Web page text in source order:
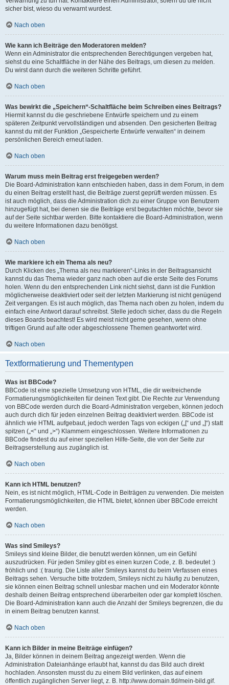
sicher bist, wieso du verwarnt wurdest.
Nach oben
Wie kann ich Beiträge den Moderatoren melden?
Wenn ein Administrator die entsprechenden Berechtigungen vergeben hat,
siehst du eine Schaltfläche in der Nähe des Beitrags, um diesen zu melden.
Du wirst dann durch die weiteren Schritte geführt.
Nach oben
Was bewirkt die „Speichern“-Schaltfläche beim Schreiben eines Beitrags?
Hiermit kannst du die geschriebene Entwürfe speichern und zu einem
späteren Zeitpunkt vervollständigen und absenden. Den gesicherten Beitrag
kannst du mit der Funktion „Gespeicherte Entwürfe verwalten“ in deinem
persönlichen Bereich erneut laden.
Nach oben
Warum muss mein Beitrag erst freigegeben werden?
Die Board-Administration kann entschieden haben, dass in dem Forum, in dem
du einen Beitrag erstellt hast, die Beiträge zuerst geprüft werden müssen. Es
ist auch möglich, dass die Administration dich zu einer Gruppe von Benutzern
hinzugefügt hat, bei denen sie die Beiträge erst begutachten möchte, bevor sie
auf der Seite sichtbar werden. Bitte kontaktiere die Board-Administration, wenn
du weitere Informationen dazu benötigst.
Nach oben
Wie markiere ich ein Thema als neu?
Durch Klicken des „Thema als neu markieren“-Links in der Beitragsansicht
kannst du das Thema wieder ganz nach oben auf die erste Seite des Forums
holen. Wenn du den entsprechenden Link nicht siehst, dann ist die Funktion
möglicherweise deaktiviert oder seit der letzten Markierung ist nicht genügend
Zeit vergangen. Es ist auch möglich, das Thema nach oben zu holen, indem du
einfach eine Antwort darauf schreibst. Stelle jedoch sicher, dass du die Regeln
dieses Boards beachtest! Es wird meist nicht gerne gesehen, wenn ohne
triftigen Grund auf alte oder abgeschlossene Themen geantwortet wird.
Nach oben
Textformatierung und Thementypen
Was ist BBCode?
BBCode ist eine spezielle Umsetzung von HTML, die dir weitreichende
Formatierungsmöglichkeiten für deinen Text gibt. Die Rechte zur Verwendung
von BBCode werden durch die Board-Administration vergeben, können jedoch
auch durch dich für jeden einzelnen Beitrag deaktiviert werden. BBCode ist
ähnlich wie HTML aufgebaut, jedoch werden Tags von eckigen („[“ und „]“) statt
spitzen („<“ und „>“) Klammern eingeschlossen. Weitere Informationen zu
BBCode findest du auf einer speziellen Hilfe-Seite, die von der Seite zur
Beitragserstellung aus zugänglich ist.
Nach oben
Kann ich HTML benutzen?
Nein, es ist nicht möglich, HTML-Code in Beiträgen zu verwenden. Die meisten
Formatierungsmöglichkeiten, die HTML bietet, können über BBCode erreicht
werden.
Nach oben
Was sind Smileys?
Smileys sind kleine Bilder, die benutzt werden können, um ein Gefühl
auszudrücken. Für jeden Smiley gibt es einen kurzen Code, z. B. bedeutet :)
fröhlich und :( traurig. Die Liste aller Smileys kannst du beim Verfassen eines
Beitrags sehen. Versuche bitte trotzdem, Smileys nicht zu häufig zu benutzen,
sie können einen Beitrag schnell unlesbar machen und ein Moderator könnte
deshalb deinen Beitrag entsprechend überarbeiten oder gar komplett löschen.
Die Board-Administration kann auch die Anzahl der Smileys begrenzen, die du
in einem Beitrag benutzen kannst.
Nach oben
Kann ich Bilder in meine Beiträge einfügen?
Ja, Bilder können in deinem Beitrag angezeigt werden. Wenn die
Administration Dateianhänge erlaubt hat, kannst du das Bild auch direkt
hochladen. Ansonsten musst du zu einem Bild verlinken, das auf einem
öffentlich zugänglichen Server liegt, z. B. http://www.domain.tld/mein-bild.gif.